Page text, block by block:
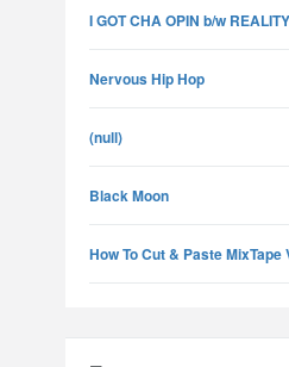
I GOT CHA OPIN b/w REALITY
Nervous Hip Hop
(null)
Black Moon
How To Cut & Paste MixTape